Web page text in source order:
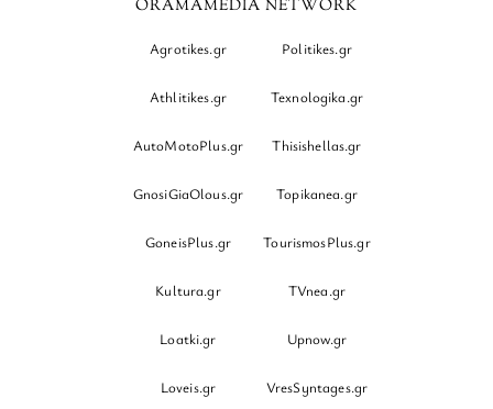
ORAMAMEDIA NETWORK
Agrotikes.gr Politikes.gr
Athlitikes.gr Texnologika.gr
AutoMotoPlus.gr Thisishellas.gr
GnosiGiaOlous.gr Topikanea.gr
GoneisPlus.gr TourismosPlus.gr
Kultura.gr TVnea.gr
Loatki.gr Upnow.gr
Loveis.gr VresSyntages.gr